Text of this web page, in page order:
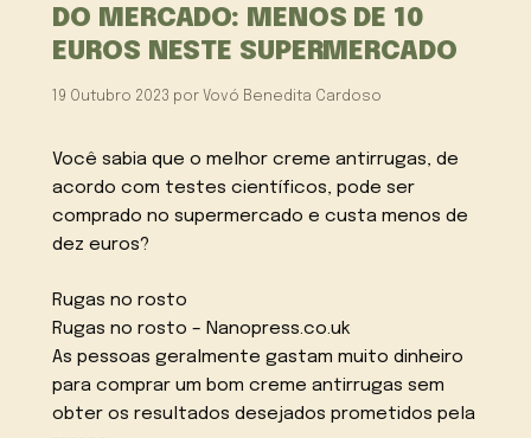
DO MERCADO: MENOS DE 10
EUROS NESTE SUPERMERCADO
19 Outubro 2023 por Vovó Benedita Cardoso
Você sabia que o melhor creme antirrugas, de
acordo com testes científicos, pode ser
comprado no supermercado e custa menos de
dez euros?
Rugas no rosto
Rugas no rosto – Nanopress.co.uk
As pessoas geralmente gastam muito dinheiro
para comprar um bom creme antirrugas sem
obter os resultados desejados prometidos pela